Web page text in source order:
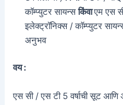
कॉम्प्युटर सायन्सकिंवाएम एस
इलेक्ट्रॉनिक्स / कॉम्प्युटर
अनुभव
वय :
एस सी / एस टी 5 वर्षाची सूट आणि